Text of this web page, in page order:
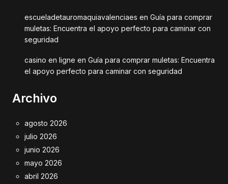
escueladetauromaquiavalenciaes en Guía para comprar
muletas: Encuentra el apoyo perfecto para caminar con
seguridad
casino en ligne en Guía para comprar muletas: Encuentra
el apoyo perfecto para caminar con seguridad
Archivo
agosto 2026
julio 2026
junio 2026
mayo 2026
abril 2026